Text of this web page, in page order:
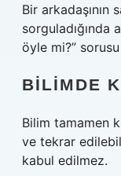
Bir arkadaşının
sorguladığında
öyle mi?”
BILIMDE
Bilim tamamen
ve tekrar
kabul edilmez.